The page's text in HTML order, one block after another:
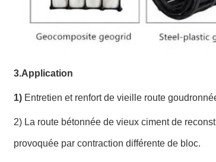
3.Application
1) Entretien et renfort de vieille route
2) La route bétonnée de vieux ciment de
provoquée par contraction différente de bloc.